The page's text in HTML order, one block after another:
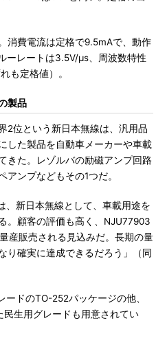
消費電流は定格で9.5mAで、動作
レートは3.5V/μs、周波数特性
も定格値）。
製品
2位という新日本無線は、汎用品
した製品を自動車メーカーや車載
きた。レゾルバの励磁アンプ回路
ンプなどもその1つだ。
新日本無線として、車載用途を
。顧客の評価も高く、NJU77903
産販売される見込みだ。長期の量
り確実に達成できるだろう」（同
ドのTO-252パッケージの他、
民生用グレードも用意されてい